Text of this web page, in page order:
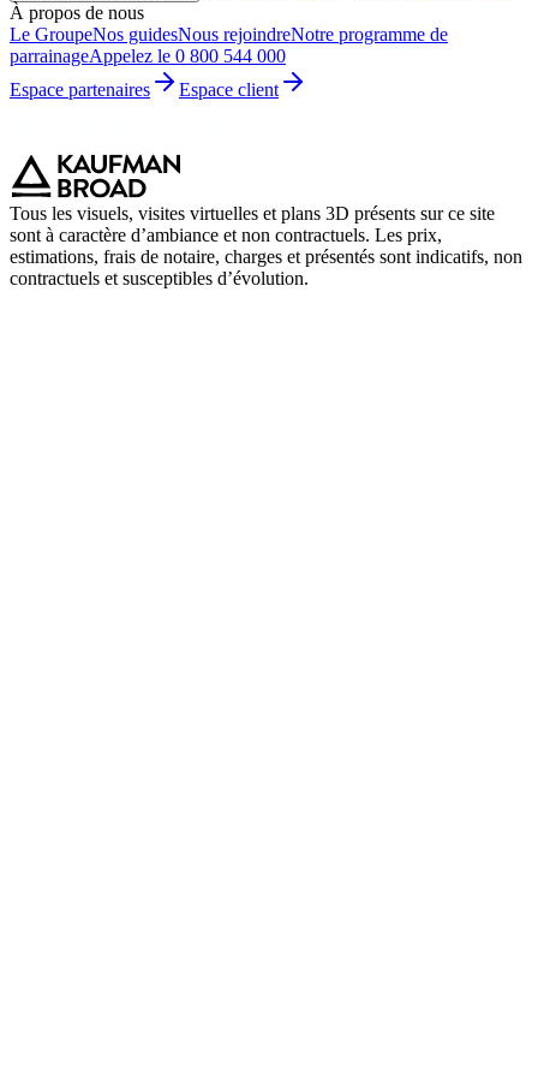
À propos de nous
Le GroupeNos guidesNous rejoindreNotre programme de
parrainageAppelez le 0 800 544 000
Espace partenaires
Espace client
Tous les visuels, visites virtuelles et plans 3D présents sur ce site
sont à caractère d’ambiance et non contractuels. Les prix,
estimations, frais de notaire, charges et présentés sont indicatifs, non
contractuels et susceptibles d’évolution.